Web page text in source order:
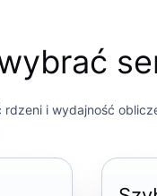
i wydajność